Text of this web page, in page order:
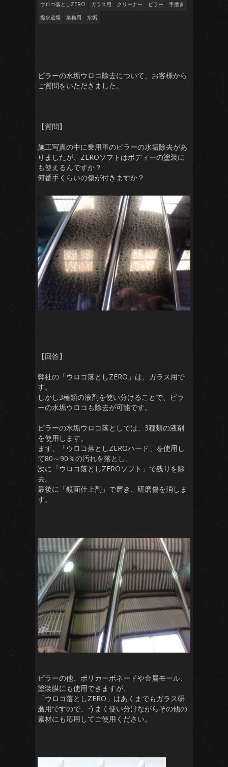
ウロコ落としZERO
ガラス用 クリーナー ピラー
手磨き
撥水道場
業務用 水垢
ピラーの水垢ウロコ除去について、お客様から
ご質問をいただきました。
【質問】
施工写真の中に乗用車のピラーの水垢除去があ
りましたが、ZEROソフトはボディーの塗装に
も使えるんですか？
何番手くらいの傷が付きますか？
【回答】
弊社の「ウロコ落としZERO」は、ガラス用で
す。
しかし3種類の液剤を使い分けることで、ピラ
ーの水垢ウロコも除去が可能です。
ピラーの水垢ウロコ落としでは、3種類の液剤
を使用します。
まず、「ウロコ落としZEROハード」を使用し
て80～90％の汚れを落とし、
次に「ウロコ落としZEROソフト」で残りを除
去。
最後に「鏡面仕上剤」で磨き、研磨傷を消しま
す。
ピラーの他、ポリカーボネードや金属モール、
塗装膜にも使用できますが、
「ウロコ落としZERO」はあくまでもガラス研
磨用ですので、うまく使い分けながらその他の
素材にも応用してご使用ください。